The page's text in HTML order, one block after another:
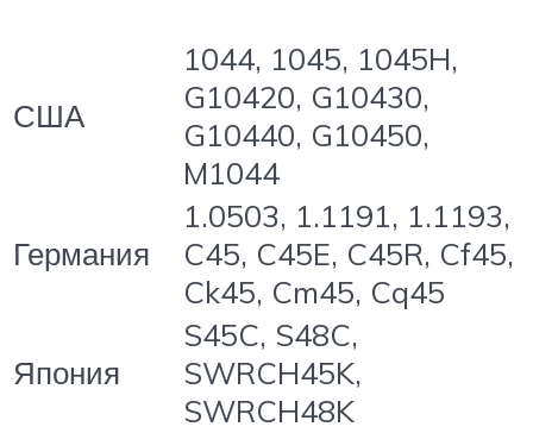
США
1044, 1045, 1045H,
G10420, G10430,
G10440, G10450,
M1044
Германия
1.0503, 1.1191, 1.1193,
C45, C45E, C45R, Cf45,
Ck45, Cm45, Cq45
Япония
S45C, S48C,
SWRCH45K,
SWRCH48K